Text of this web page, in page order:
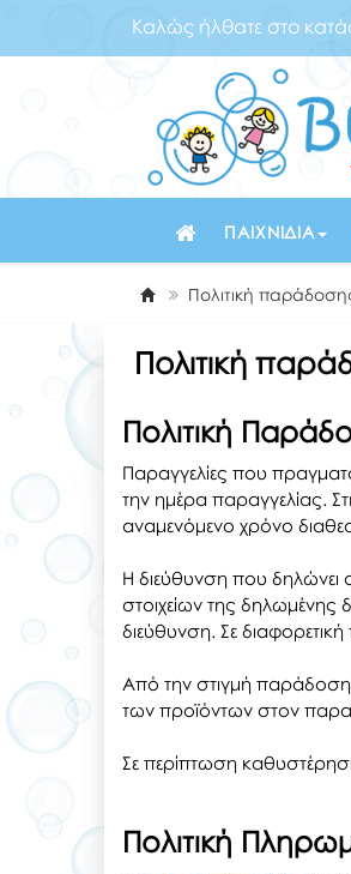
Καλώς ήλθατε στο
ΠΑΙΧΝΊΔΙΑ
Πολιτική
Πολιτική
Πολιτική
Παραγγελίες που
την ημέρα παραγγελίας.
αναμενόμενο χρόνο
H διεύθυνση που δηλώνει
στοιχείων της δηλωμένης
διεύθυνση. Σε
Από την στιγμή
των προϊόντων στον
Σε περίπτωση
Πολιτική